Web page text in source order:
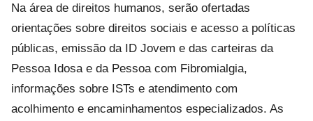
Na área de direitos humanos, serão ofertadas
orientações sobre direitos sociais e acesso a políticas
públicas, emissão da ID Jovem e das carteiras da
Pessoa Idosa e da Pessoa com Fibromialgia,
informações sobre ISTs e atendimento com
acolhimento e encaminhamentos especializados. As